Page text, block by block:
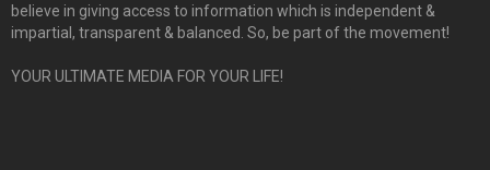
believe in giving access to information which is independent &
impartial, transparent & balanced. So, be part of the movement!
YOUR ULTIMATE MEDIA FOR YOUR LIFE!